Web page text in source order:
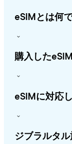
eSIMとは何
購入した
eSIMに対応
ジブラルタ